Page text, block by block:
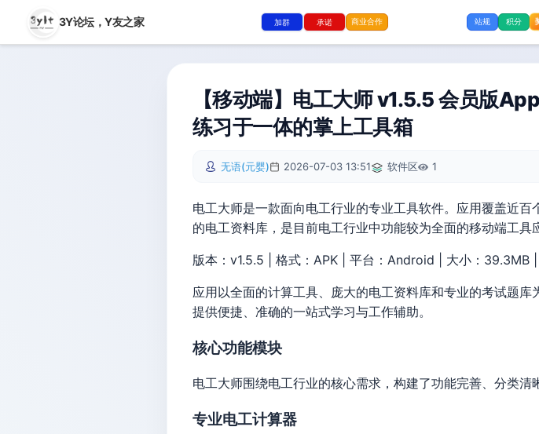
3Y论坛，Y友之家 加群 承诺 商业合作 站规 积分
【移动端】电工大师 v1.5.5 会员版
练习于一体的掌上工具箱
无语(元婴) 2026-07-03 13:51 软件区 1
电工大师是一款面向电工行业的专业工具软件。应用覆盖近
的电工资料库，是目前电工行业中功能较为全面的移动端工具
版本：v1.5.5 | 格式：APK | 平台：Android | 大小：
应用以全面的计算工具、庞大的电工资料库和专业的考试题
提供便捷、准确的一站式学习与工作辅助。
核心功能模块
电工大师围绕电工行业的核心需求，构建了功能完善、分类清
专业电工计算器